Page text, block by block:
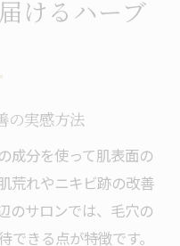
れる理由と満足度
悩みを和らげる知
ブピーリングの基礎
の刺激と対策ポイ
けるハーブ
の実感方法
成分を使って肌表面の
荒れやニキビ跡の改善
のサロンでは、毛穴の
きる点が特徴です。